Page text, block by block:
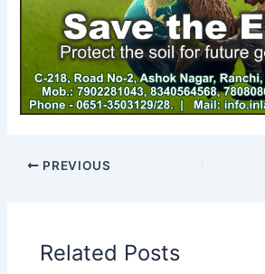
PREVIOUS
Related Posts